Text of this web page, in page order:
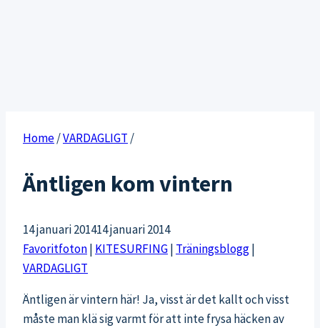
Home/VARDAGLIGT /
Äntligen kom vintern
14 januari 201414 januari 2014
Favoritfoton| KITESURFING| Träningsblogg|
VARDAGLIGT
Äntligen är vintern här! Ja, visst är det kallt och visst
måste man klä sig varmt för att inte frysa häcken av